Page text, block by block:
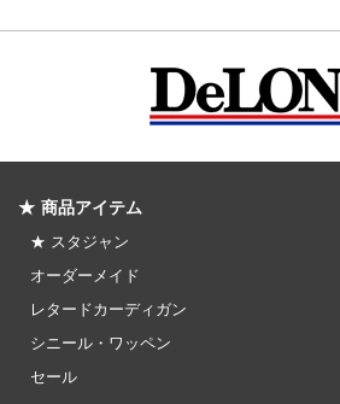
★ 商品アイテム
★ スタジャン
オーダーメイド
レタードカーディガン
シニール・ワッペン
セール